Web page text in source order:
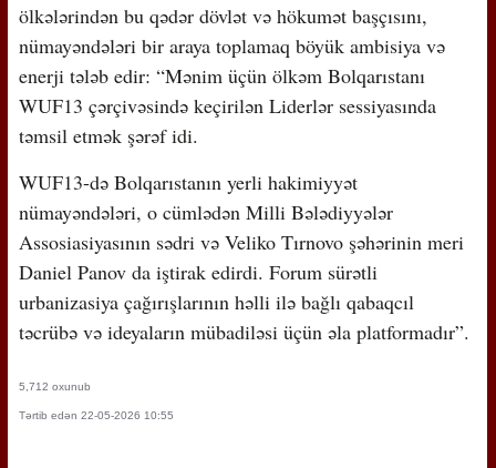
ölkələrindən bu qədər dövlət və hökumət başçısını,
nümayəndələri bir araya toplamaq böyük ambisiya və
enerji tələb edir: “Mənim üçün ölkəm Bolqarıstanı
WUF13 çərçivəsində keçirilən Liderlər sessiyasında
təmsil etmək şərəf idi.
WUF13-də Bolqarıstanın yerli hakimiyyət
nümayəndələri, o cümlədən Milli Bələdiyyələr
Assosiasiyasının sədri və Veliko Tırnovo şəhərinin meri
Daniel Panov da iştirak edirdi. Forum sürətli
urbanizasiya çağırışlarının həlli ilə bağlı qabaqcıl
təcrübə və ideyaların mübadiləsi üçün əla platformadır”.
5,712 oxunub
Tərtib edən 22-05-2026 10:55